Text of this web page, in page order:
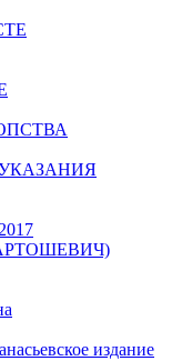
издание